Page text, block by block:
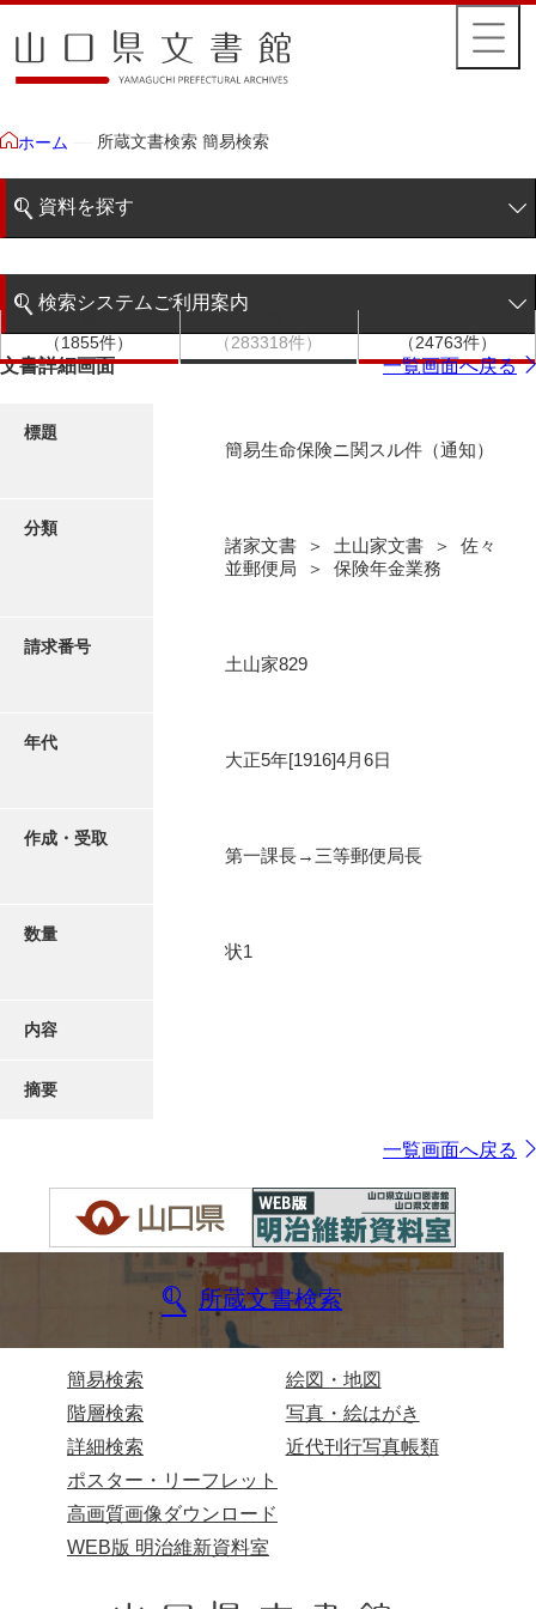
ホーム 所蔵文書検索 簡易検索
資料を探す
階層検索
写真・絵はがき
検索システムご利用案内
検索システムの利用について
（1855件）
（283318件）
（24763件）
文書詳細画面 一覧画面へ戻る
標題
簡易生命保険ニ関スル件（通知）
分類
諸家文書 ＞ 土山家文書 ＞ 佐々
並郵便局 ＞ 保険年金業務
請求番号
土山家829
年代
大正5年[1916]4月6日
作成・受取
第一課長→三等郵便局長
数量
状1
内容
摘要
一覧画面へ戻る
所蔵文書検索
簡易検索
階層検索
詳細検索
絵図・地図
写真・絵はがき
近代刊行写真帳類
ポスター・リーフレット
高画質画像ダウンロード
WEB版 明治維新資料室